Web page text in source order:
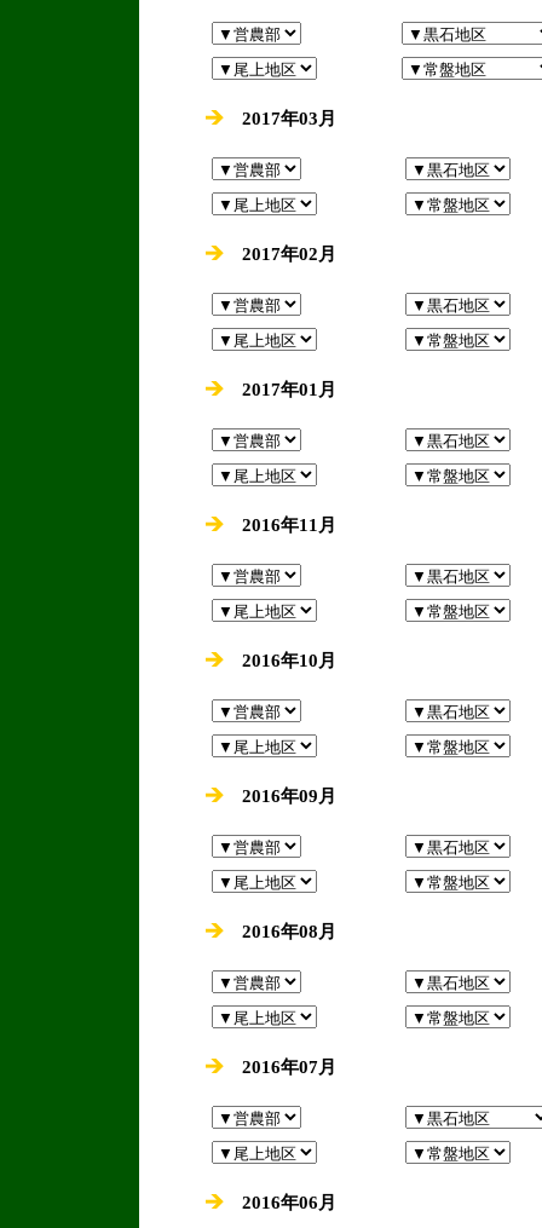
2017年03月
2017年02月
2017年01月
2016年11月
2016年10月
2016年09月
2016年08月
2016年07月
2016年06月